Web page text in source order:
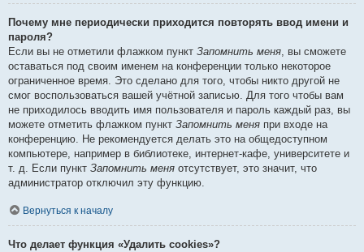
Почему мне периодически приходится повторять ввод имени и
пароля?
Если вы не отметили флажком пункт Запомнить меня, вы сможете
оставаться под своим именем на конференции только некоторое
ограниченное время. Это сделано для того, чтобы никто другой не
смог воспользоваться вашей учётной записью. Для того чтобы вам
не приходилось вводить имя пользователя и пароль каждый раз, вы
можете отметить флажком пункт Запомнить меня при входе на
конференцию. Не рекомендуется делать это на общедоступном
компьютере, например в библиотеке, интернет-кафе, университете и
т. д. Если пункт Запомнить меня отсутствует, это значит, что
администратор отключил эту функцию.
Вернуться к началу
Что делает функция «Удалить cookies»?